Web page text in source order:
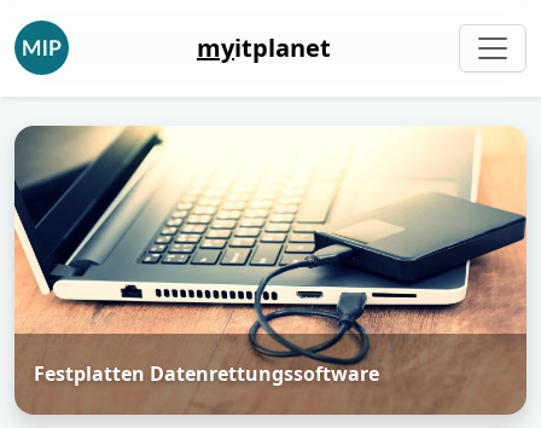
myitplanet
Festplatten Datenrettungssoftware